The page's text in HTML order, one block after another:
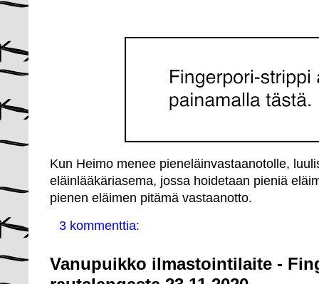
Kun Heimo menee pieneläinvastaanotolle,
eläinlääkäriasema, jossa hoidetaan pieniä
pienen eläimen pitämä vastaanotto.
3 kommenttia:
Vanupuikko ilmastointilaite -